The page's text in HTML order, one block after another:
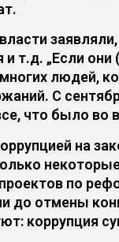
и т.д. „Если
людей,
С
что было
на
по
до отмены
коррупция